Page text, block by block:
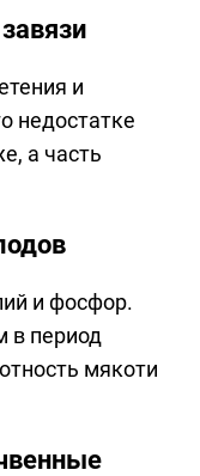
и
недостатке
а часть
и фосфор.
в период
мякоти